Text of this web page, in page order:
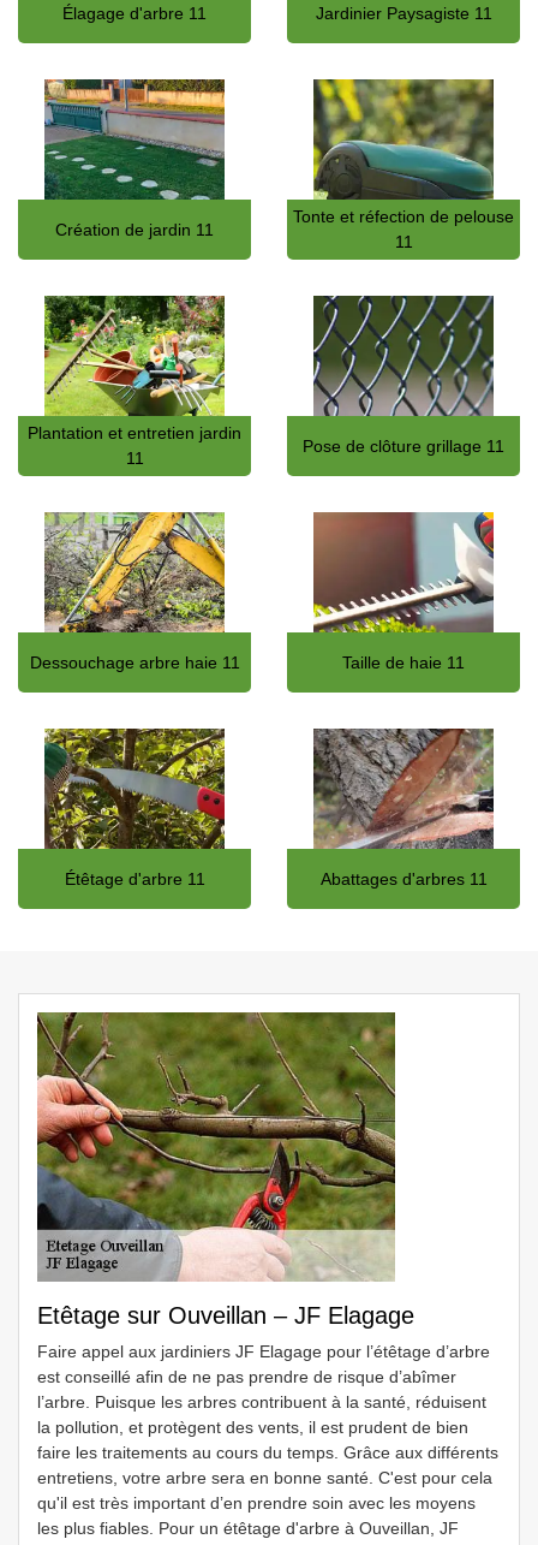
Élagage d'arbre 11 Jardinier Paysagiste 11
Création de jardin 11
Tonte et réfection de pelouse
11
Plantation et entretien jardin
11
Pose de clôture grillage 11
Dessouchage arbre haie 11 Taille de haie 11
Étêtage d'arbre 11 Abattages d'arbres 11
Etêtage sur Ouveillan – JF Elagage
Faire appel aux jardiniers JF Elagage pour l’étêtage d’arbre
est conseillé afin de ne pas prendre de risque d’abîmer
l’arbre. Puisque les arbres contribuent à la santé, réduisent
la pollution, et protègent des vents, il est prudent de bien
faire les traitements au cours du temps. Grâce aux différents
entretiens, votre arbre sera en bonne santé. C'est pour cela
qu'il est très important d’en prendre soin avec les moyens
les plus fiables. Pour un étêtage d'arbre à Ouveillan, JF